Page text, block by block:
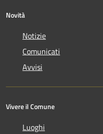
Novità
Notizie
Comunicati
Avvisi
Vivere il Comune
Luoghi